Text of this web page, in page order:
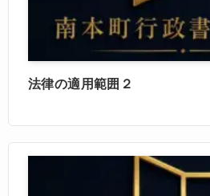
法律の適用範囲２